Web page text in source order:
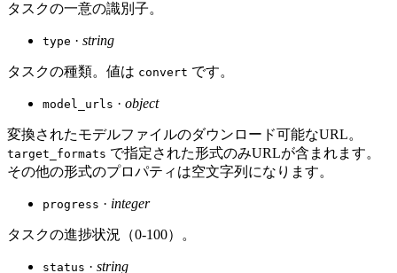
タスクの一意の識別子。
type · string
タスクの種類。値は convert です。
model_urls · object
変換されたモデルファイルのダウンロード可能なURL。
target_formats で指定された形式のみURLが含まれます。
その他の形式のプロパティは空文字列になります。
progress · integer
タスクの進捗状況（0-100）。
status · string